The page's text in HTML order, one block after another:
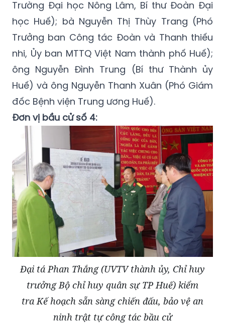
Trường Đại học Nông Lâm, Bí thư Đoàn Đại
học Huế); bà Nguyễn Thị Thùy Trang (Phó
Trưởng ban Công tác Đoàn và Thanh thiếu
nhi, Ủy ban MTTQ Việt Nam thành phố Huế);
ông Nguyễn Đình Trung (Bí thư Thành ủy
Huế) và ông Nguyễn Thanh Xuân (Phó Giám
đốc Bệnh viện Trung ương Huế).
Đơn vị bầu cử số 4:
Đại tá Phan Thắng (UVTV thành ủy, Chỉ huy
trưởng Bộ chỉ huy quân sự TP Huế) kiểm
tra Kế hoạch sẵn sàng chiến đấu, bảo vệ an
ninh trật tự công tác bầu cử